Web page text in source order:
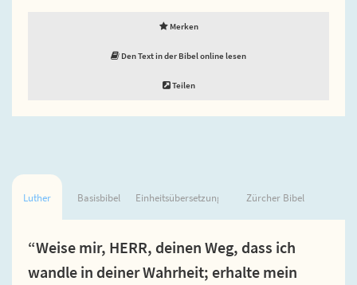
Merken
Den Text in der Bibel online lesen
Teilen
Luther Basisbibel Einheitsübersetzung Zürcher Bibel
“Weise mir, HERR, deinen Weg, dass ich
wandle in deiner Wahrheit; erhalte mein